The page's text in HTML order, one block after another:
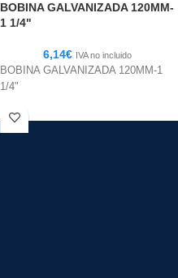
BOBINA GALVANIZADA 120MM-
1 1/4"
6,14€ IVA no incluido
BOBINA GALVANIZADA 120MM-1
1/4"